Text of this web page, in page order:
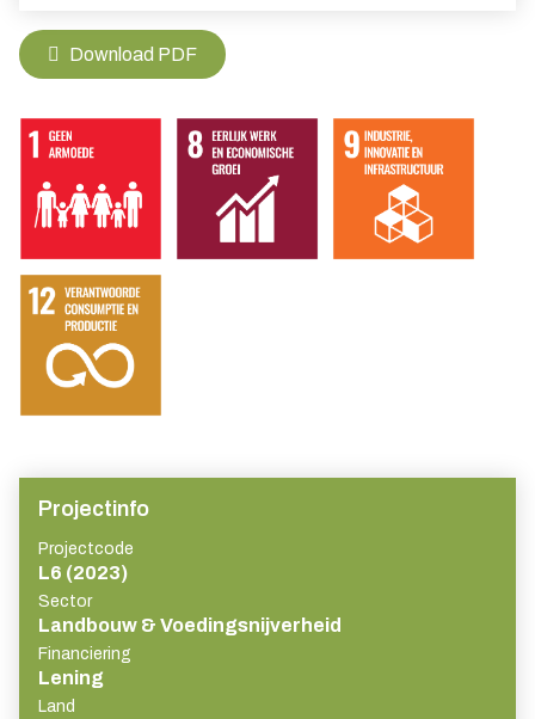
Download PDF
Projectinfo
Projectcode
L6 (2023)
Sector
Landbouw & Voedingsnijverheid
Financiering
Lening
Land